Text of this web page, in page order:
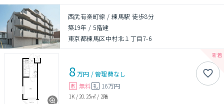
西武有楽町線 / 練馬駅 徒歩8分
築19年 /5階建
東京都練馬区中村北１丁目7-6
8万円 /管理費なし
敷 無料 礼 16万円
1K / 20.25㎡ / 2階